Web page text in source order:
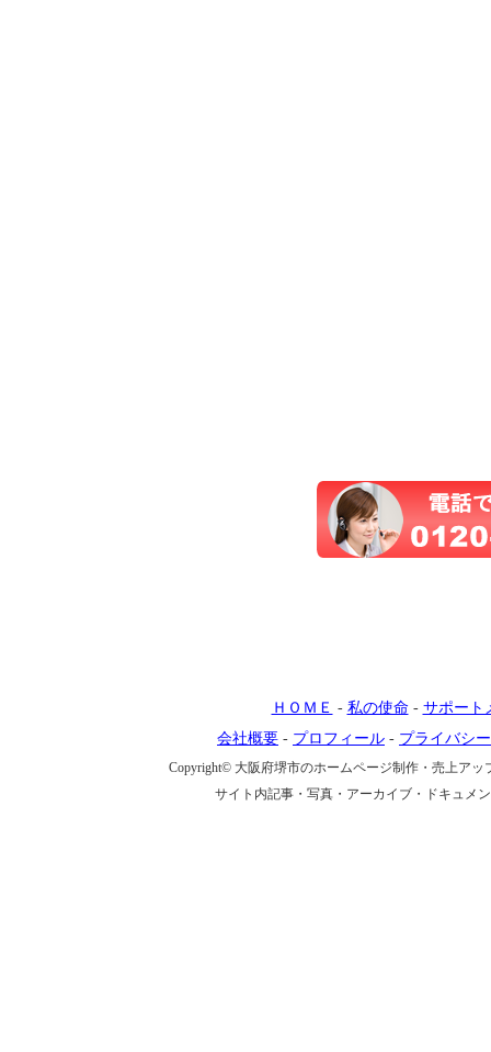
ＨＯＭＥ - 私の使命- サポート
会社概要 - プロフィール - プライバシ
Copyright© 大阪府堺市のホームページ制作・売上ア
サイト内記事・写真・アーカイブ・ドキュメ